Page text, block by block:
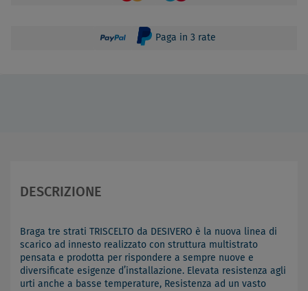
Paga in 3 rate
DESCRIZIONE
Braga tre strati TRISCELTO da DESIVERO è la nuova linea di
scarico ad innesto realizzato con struttura multistrato
pensata e prodotta per rispondere a sempre nuove e
diversificate esigenze d’installazione. Elevata resistenza agli
urti anche a basse temperature, Resistenza ad un vasto